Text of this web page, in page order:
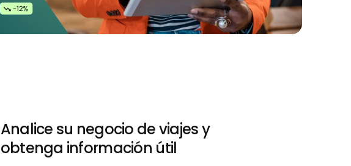
Analice su negocio de viajes y
obtenga información útil